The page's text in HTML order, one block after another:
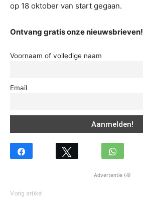
op 18 oktober van start gegaan.
Ontvang gratis onze nieuwsbrieven!
Voornaam of volledige naam
Email
Advertentie (4)
Vorig artikel